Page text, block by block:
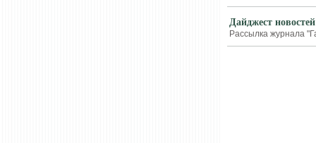
Дайджест
Рассылка журнала